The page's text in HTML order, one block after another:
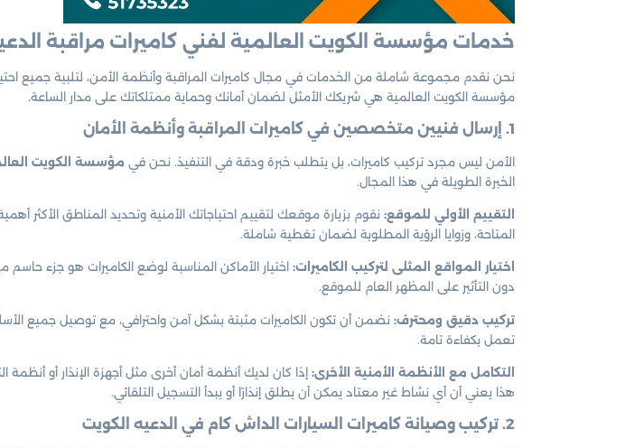
خدمات مؤسسة الكويت العالمية لفني كاميرات مراقبة
نحن نقدم مجموعة شاملة من الخدمات في مجال كاميرات المراقبة وأنظمة الأمن، لتلبية جميع
مؤسسة الكويت العالمية هي شريكك الأمثل لضمان أمانك وحماية ممتلكاتك على مدار الساعة.
1. إرسال فنيين متخصصين في كاميرات المراقبة وأنظمة الأمان
الأمن ليس مجرد تركيب كاميرات، بل يتطلب خبرة ودقة في التنفيذ. نحن في مؤسسة الكويت
الخبرة الطويلة في هذا المجال.
التقييم الأولي للموقع: نقوم بزيارة موقعك لتقييم احتياجاتك الأمنية وتحديد المناطق الأكثر
المتاحة، وزوايا الرؤية المطلوبة لضمان تغطية شاملة.
اختيار المواقع المثلى لتركيب الكاميرات: اختيار الأماكن المناسبة لوضع الكاميرات هو جزء
دون التأثير على المظهر العام للموقع.
تركيب دقيق ومحترف: نضمن أن تكون الكاميرات مثبتة بشكل آمن واحترافي، مع توصيل جميع
تعمل بكفاءة تامة.
التكامل مع الأنظمة الأمنية الأخرى: إذا كان لديك أنظمة أمان أخرى مثل أجهزة الإنذار أو
هذا يعني أن أي نشاط غير معتاد يمكن أن يطلق إنذارًا أو يبدأ التسجيل التلقائي.
2. تركيب وصيانة كاميرات السيارات الداش كام في الدعيه الكويت